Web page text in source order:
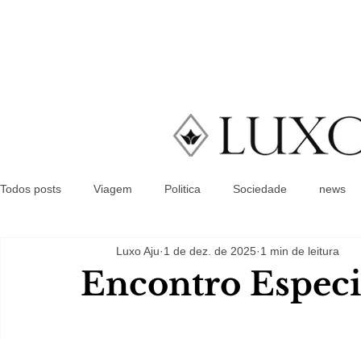
Todos posts Viagem Politica Sociedade news
Encontro
Luxo Aju 1 de dez. de 2025 1 min de leitura